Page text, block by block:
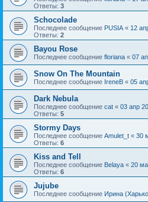
Ответы: 3
Schocolade
Последнее сообщение PUSIA « 12
Ответы: 2
Bayou Rose
Последнее сообщение floriana « 07
Snow On The Mountain
Последнее сообщение IreneB « 05
Dark Nebula
Последнее сообщение cat « 03 апр
Ответы: 5
Stormy Days
Последнее сообщение Amulet_t « 30
Ответы: 6
Kiss and Tell
Последнее сообщение Belaya « 20
Ответы: 6
Jujube
Последнее сообщение Ирина